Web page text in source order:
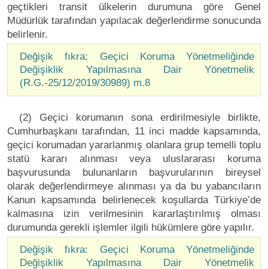
geçtikleri transit ülkelerin durumuna göre Genel
Müdürlük tarafından yapılacak değerlendirme sonucunda
belirlenir.
Değişik fıkra: Geçici Koruma Yönetmeliğinde
Değişiklik Yapılmasına Dair Yönetmelik
(R.G.-25/12/2019/30989) m.8
(2) Geçici korumanın sona erdirilmesiyle birlikte,
Cumhurbaşkanı tarafından, 11 inci madde kapsamında,
geçici korumadan yararlanmış olanlara grup temelli toplu
statü kararı alınması veya uluslararası koruma
başvurusunda bulunanların başvurularının bireysel
olarak değerlendirmeye alınması ya da bu yabancıların
Kanun kapsamında belirlenecek koşullarda Türkiye’de
kalmasına izin verilmesinin kararlaştırılmış olması
durumunda gerekli işlemler ilgili hükümlere göre yapılır.
Değişik fıkra: Geçici Koruma Yönetmeliğinde
Değişiklik Yapılmasına Dair Yönetmelik